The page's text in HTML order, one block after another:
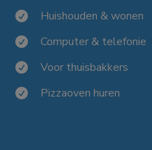
 Huishouden & wonen
 Computer & telefonie
 Voor thuisbakkers
 Pizzaoven huren